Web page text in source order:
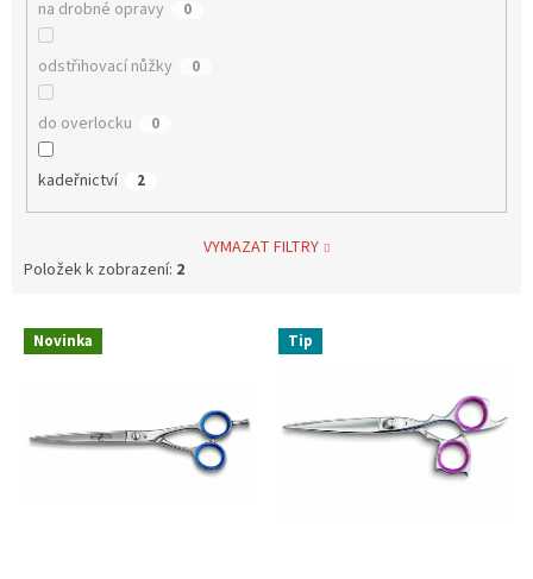
na drobné opravy 0
odstřihovací nůžky 0
do overlocku 0
kadeřnictví 2
VYMAZAT FILTRY
Položek k zobrazení: 2
Novinka Tip